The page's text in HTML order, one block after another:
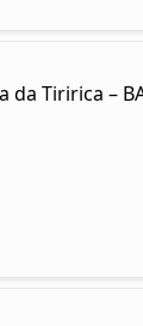
Tiririca –